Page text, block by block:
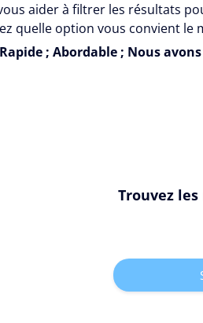
aider à filtrer les résultats
quelle option vous convient le
Rapide ; Abordable ; Nous
Trouvez